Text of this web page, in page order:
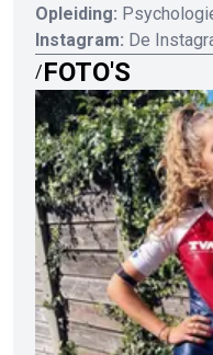
Opleiding:
Instagram: De
/FOTO'S